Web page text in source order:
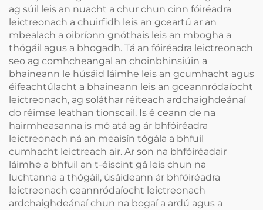
ag súil leis an nuacht a chur chun cinn fóiréadra
leictreonach a chuirfidh leis an gceartú ar an
mbealach a oibríonn gnóthais leis an mbogha a
thógáil agus a bhogadh. Tá an fóiréadra leictreonach
seo ag comhcheangal an choinbhinsiúin a
bhaineann le húsáid láimhe leis an gcumhacht agus
éifeachtúlacht a bhaineann leis an gceannródaíocht
leictreonach, ag soláthar réiteach ardchaighdeánaí
do réimse leathan tionscail. Is é ceann de na
hairmheasanna is mó atá ag ár bhfóiréadra
leictreonach ná an meaisín tógála a bhfuil
cumhacht leictreach air. Ar son na bhfóiréadair
láimhe a bhfuil an t-éiscint gá leis chun na
luchtanna a thógáil, úsáideann ár bhfóiréadra
leictreonach ceannródaíocht leictreonach
ardchaighdeánaí chun na bogaí a ardú agus a